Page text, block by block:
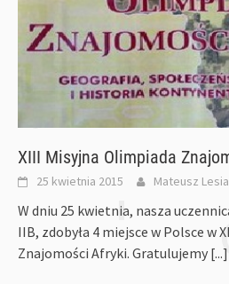
XIII Misyjna Olimpiada
25 kwietnia 2015 Mateusz
W dniu 25 kwietnia, nasza
IIB, zdobyła 4 miejsce w Polsce w
Znajomości Afryki. Gratulujemy [...]